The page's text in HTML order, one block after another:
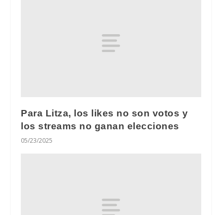
Para Litza, los likes no son votos y
los streams no ganan elecciones
05/23/2025